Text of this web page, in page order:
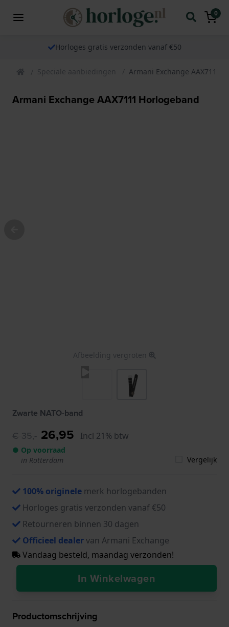
0
Horloges gratis verzonden vanaf €50
Speciale aanbiedingen Armani Exchange AAX7111
Armani Exchange AAX7111 Horlogeband
Afbeelding vergroten
Zwarte NATO-band
€ 35,- 26,95 Incl 21% btw
● Op voorraad
in Rotterdam
Vergelijk
100% originele merk horlogebanden
Horloges gratis verzonden vanaf €50
Retourneren binnen 30 dagen
Officieel dealervan Armani Exchange
Vandaag besteld, maandag verzonden!
In Winkelwagen
Productomschrijving